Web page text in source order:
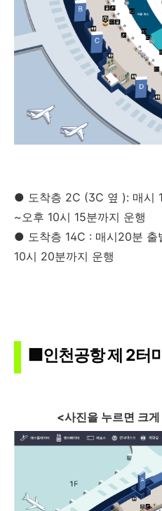
● 도착층 2C (3C 옆 ): 매시
~오후 10시 15분까지 운행
● 도착층 14C : 매시20분
10시 20분까지 운행
🟩인천공항 제 2터
<사진을 누르면 크